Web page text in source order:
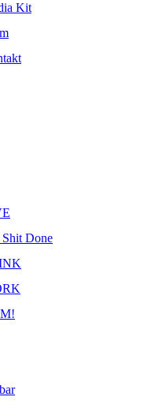
Kit
Shit Done